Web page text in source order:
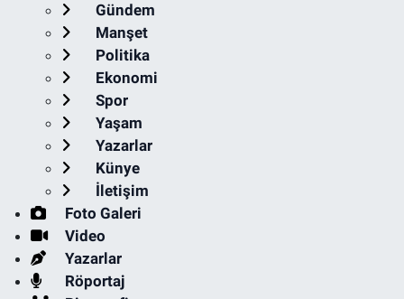
Gündem
Manşet
Politika
Ekonomi
Spor
Yaşam
Yazarlar
Künye
İletişim
Foto Galeri
Video
Yazarlar
Röportaj